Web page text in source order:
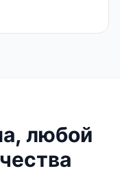
любой